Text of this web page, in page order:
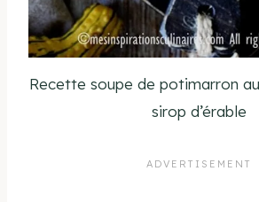
Recette soupe de potimarron
sirop d’érable